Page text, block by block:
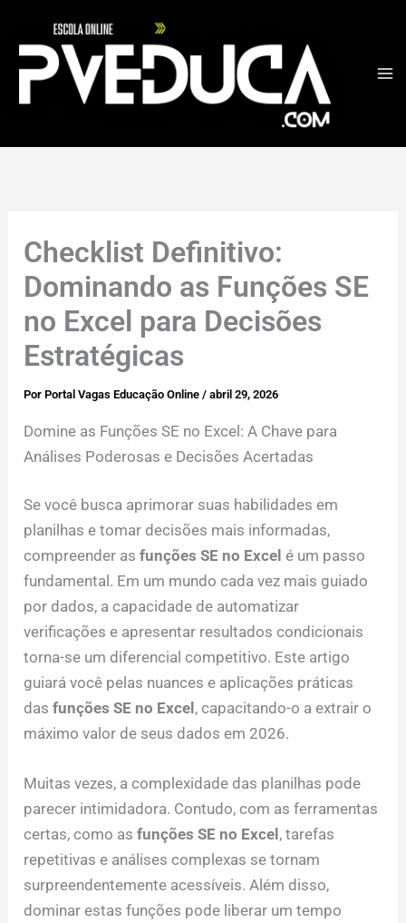
Checklist Definitivo:
Dominando as Funções SE
no Excel para Decisões
Estratégicas
PorPortal Vagas Educação Online/abril 29, 2026
Domine as Funções SE no Excel: A Chave para
Análises Poderosas e Decisões Acertadas
Se você busca aprimorar suas habilidades em
planilhas e tomar decisões mais informadas,
compreender asfunções SE no Excel é um passo
fundamental. Em um mundo cada vez mais guiado
por dados, a capacidade de automatizar
verificações e apresentar resultados condicionais
torna-se um diferencial competitivo. Este artigo
guiará você pelas nuances e aplicações práticas
dasfunções SE no Excel , capacitando-o a extrair o
máximo valor de seus dados em 2026.
Muitas vezes, a complexidade das planilhas pode
parecer intimidadora. Contudo, com as ferramentas
certas, como asfunções SE no Excel , tarefas
repetitivas e análises complexas se tornam
surpreendentemente acessíveis. Além disso,
dominar estas funções pode liberar um tempo